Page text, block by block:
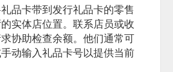
品卡带到发行礼品卡的零售
实体店位置。联系店员或收
协助检查余额。他们通常可
动输入礼品卡号以提供当前